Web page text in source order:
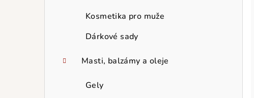
Kosmetika pro muže
Dárkové sady
Masti, balzámy a oleje
Gely